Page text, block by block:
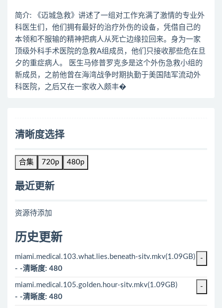
简介: 《迈城急救》讲述了一组对工作充满了激情的专业外
科医生们，他们拥有最好的治疗外伤的设备，凭借自己的
本领和不服输的精神把病人从死亡边缘拉回来。身为一家
顶级外科手术医院的急救A组成员，他们只接收那些危在旦
夕的重症病人。 医生马修普罗克多是这个外伤急救小组的
新成员，之前他曾在海湾战争时期执勤于美国陆军流动外
科医院，之后又在一家收入颇丰�
清晰度选择
合集 720p 480p
最近更新
资源待添加
历史更新
miami.medical.103.what.lies.beneath-sitv.mkv(1.09GB)
-
- -清晰度: 480
miami.medical.105.golden.hour-sitv.mkv(1.09GB)
-
- -清晰度: 480